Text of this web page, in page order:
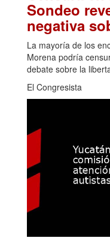
Sondeo
negativa
La mayoría de los
Morena podría
debate sobre la
El Congresista